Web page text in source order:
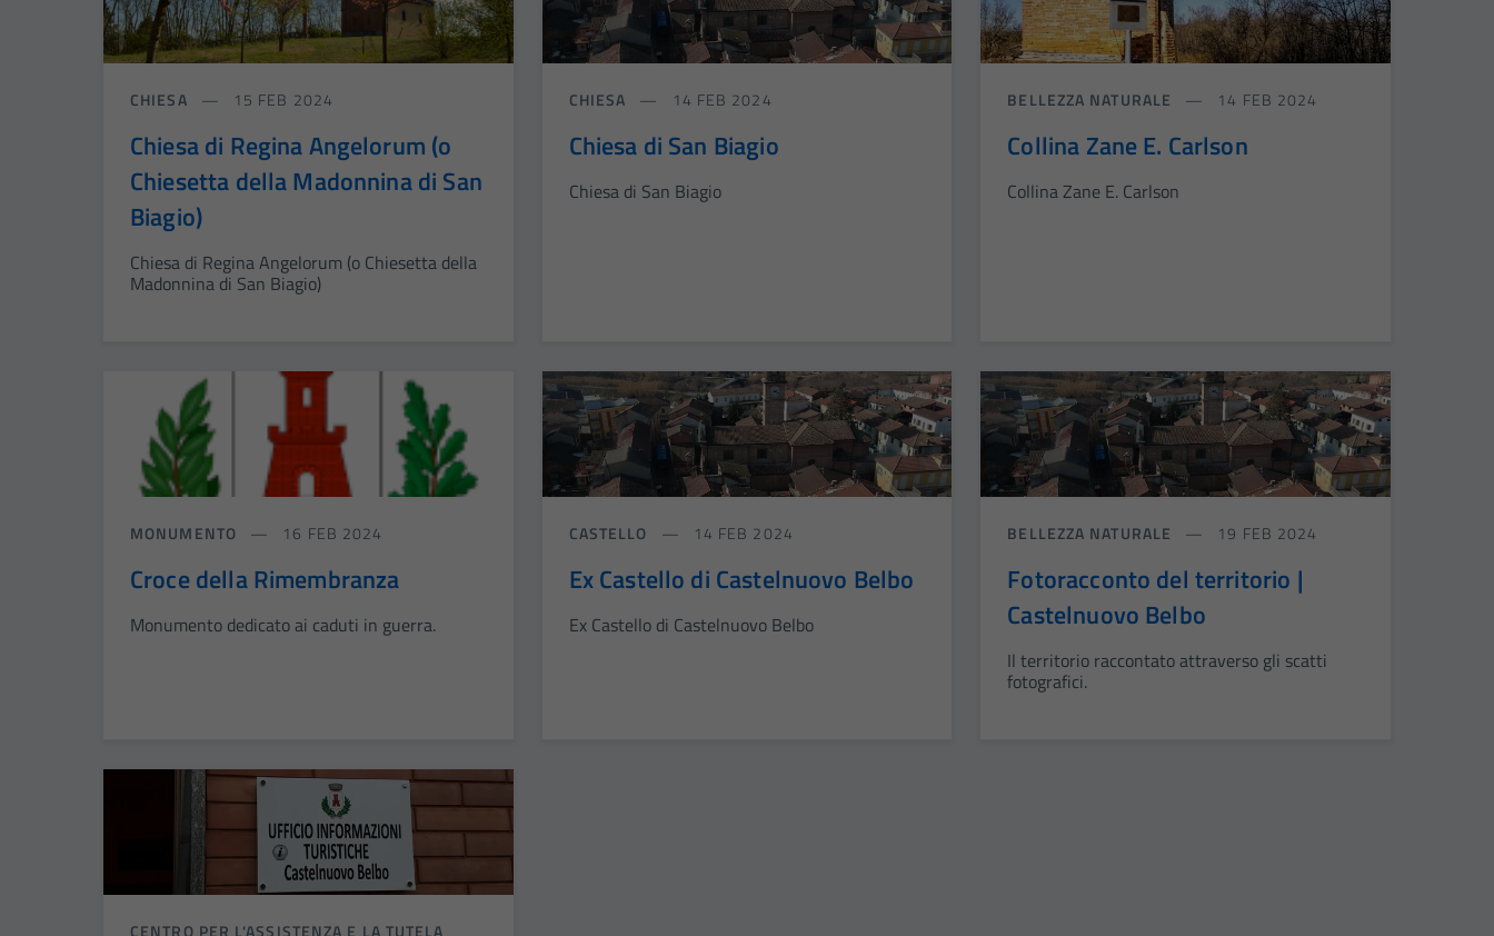
CHIESA 15 FEB 2024
Chiesa di Regina Angelorum (o
Chiesetta della Madonnina di San
Biagio)
Chiesa di Regina Angelorum (o Chiesetta della
Madonnina di San Biagio)
CHIESA 14 FEB 2024
Chiesa di San Biagio
Chiesa di San Biagio
BELLEZZA NATURALE 14 FEB 2024
Collina Zane E. Carlson
Collina Zane E. Carlson
MONUMENTO 16 FEB 2024
Croce della Rimembranza
Monumento dedicato ai caduti in guerra.
CASTELLO 14 FEB 2024
Ex Castello di Castelnuovo Belbo
Ex Castello di Castelnuovo Belbo
BELLEZZA NATURALE 19 FEB 2024
Fotoracconto del territorio |
Castelnuovo Belbo
Il territorio raccontato attraverso gli scatti
fotografici.
CENTRO PER L'ASSISTENZA E LA TUTELA